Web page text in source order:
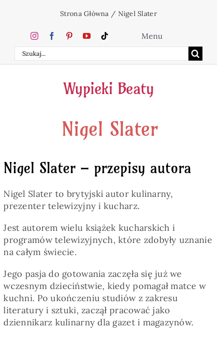
zawartości
Strona Główna / Nigel Slater
Szukaj
Menu
Home
Ciasta
Desery
Napoje
Pieczywo
Posiłki
Zdrowo i fit
Wypieki Beaty
Nigel Slater
Nigel Slater – przepisy autora
Nigel Slater to brytyjski autor kulinarny,
prezenter telewizyjny i kucharz.
Jest autorem wielu książek kucharskich i
programów telewizyjnych, które zdobyły uznanie
na całym świecie.
Jego pasja do gotowania zaczęła się już we
wczesnym dzieciństwie, kiedy pomagał matce w
kuchni. Po ukończeniu studiów z zakresu
literatury i sztuki, zaczął pracować jako
dziennikarz kulinarny dla gazet i magazynów.